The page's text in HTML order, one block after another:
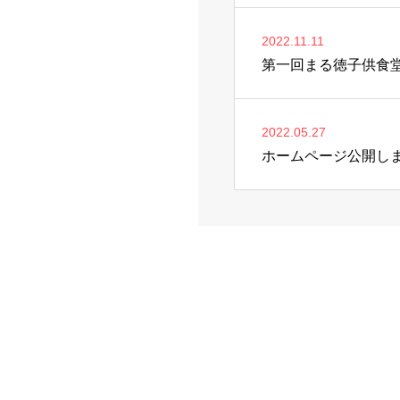
2022.11.11
第一回まる徳子供食
2022.05.27
ホームページ公開し